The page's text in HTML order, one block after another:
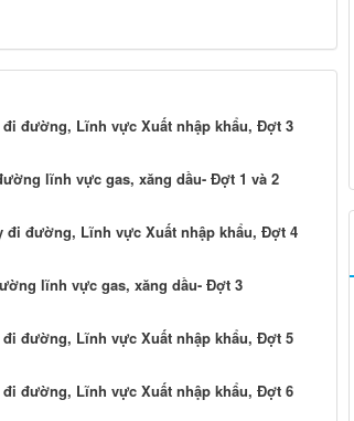
đường, Lĩnh vực Xuất nhập khẩu, Đợt 3
lĩnh vực gas, xăng dầu- Đợt 1 và 2
đi đường, Lĩnh vực Xuất nhập khẩu, Đợt 4
lĩnh vực gas, xăng dầu- Đợt 3
đường, Lĩnh vực Xuất nhập khẩu, Đợt 5
đường, Lĩnh vực Xuất nhập khẩu, Đợt 6